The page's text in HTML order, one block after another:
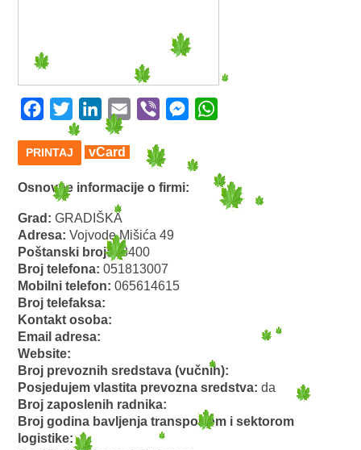
Facebook
Twitter LinkedIn
Email Viber Messenger
PRINTAJ vCard
Osnovne informacije o firmi:
Grad:GRADIŠKA
Adresa:Vojvode Mišića 49
Poštanski broj:78400
Broj telefona:051813007
Mobilni telefon:065614615
Broj telefaksa:
Kontakt osoba:
Email adresa:
Website:
Broj prevoznih sredstava (vučnih):
Posjedujem vlastita prevozna sredstva:da
Broj zaposlenih radnika:
Broj godina bavljenja transportom i sektorom
logistike: